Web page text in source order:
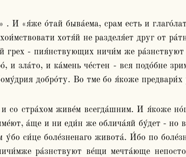
хотя́й не разделя́ет друг от
грех - пия́нствующих ничи́м же
и зла́то, и ка́мень че́стен - вся подо́бне
добро́ту. Во тме бо я́коже
а́ще и ни еди́н же облича́яй бу́дет - но
си́це боле́зненаго живота́. И́бо по
ра́знствуют ве́щи мечта́юще